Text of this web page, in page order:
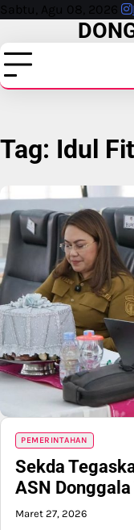
Skip
content
Sabtu, Agu 08, 2026
Tag: Idul
PEMERINTAHAN
Sekda
ASN
Maret 27, 2026